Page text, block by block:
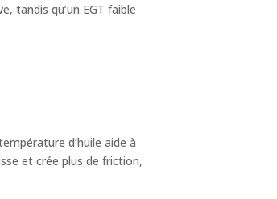
tandis qu’un EGT faible
d’huile aide à
et crée plus de friction,